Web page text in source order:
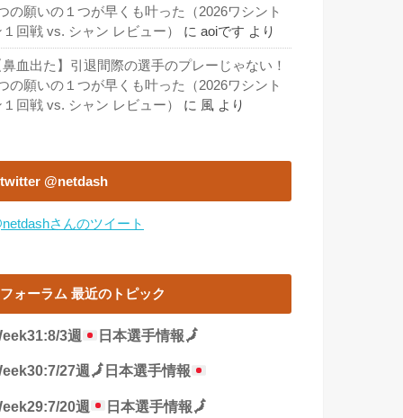
の願いの１つが早くも叶った（2026ワシント
１回戦 vs. シャン レビュー）
に aoiです より
鼻血出た】引退間際の選手のプレーじゃない！
の願いの１つが早くも叶った（2026ワシント
１回戦 vs. シャン レビュー）
に 風 より
twitter @netdash
さんのツイート
フォーラム 最近のトピック
3週 日本選手情報🗾
27週🗾 日本選手情報
20週 日本選手情報🗾